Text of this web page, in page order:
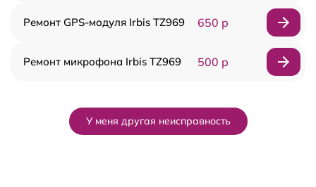
Ремонт GPS-модуля Irbis TZ969 650 р
Ремонт микрофона Irbis TZ969 500 р
У меня другая неисправность